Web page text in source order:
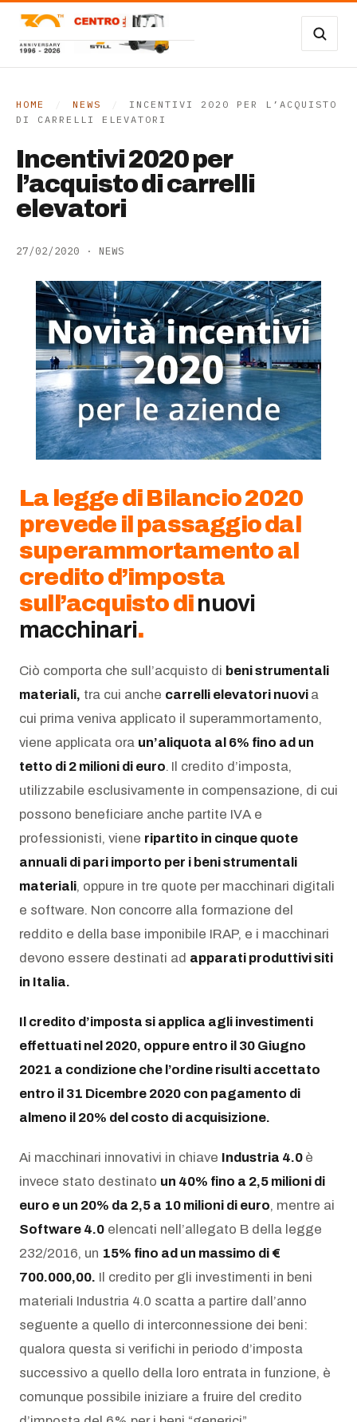
Carrelli Frontali
Transpallet
SERVIZI
Noleggio
Assistenza
Contatti
AZIENDA
Chi siamo
Newsletter
Lavora con noi
HOME NEWS
INCENTIVI 2020 PER L’ACQUISTO
DI CARRELLI ELEVATORI
Incentivi 2020 per
l’acquisto di carrelli
elevatori
27/02/2020 · NEWS
La legge di Bilancio 2020
prevede il passaggio dal
superammortamento al
credito d’imposta
sull’acquisto dinuovi
macchinari.
Ciò comporta che sull’acquisto di beni strumentali
materiali, tra cui anche carrelli elevatori nuovi a
cui prima veniva applicato il superammortamento,
viene applicata ora un’aliquota al 6% fino ad un
tetto di 2 milioni di euro. Il credito d’imposta,
utilizzabile esclusivamente in compensazione, di cui
possono beneficiare anche partite IVA e
professionisti, viene ripartito in cinque quote
annuali di pari importo per i beni strumentali
materiali, oppure in tre quote per macchinari digitali
e software. Non concorre alla formazione del
reddito e della base imponibile IRAP, e i macchinari
devono essere destinati ad apparati produttivi siti
in Italia.
Il credito d’imposta si applica agli investimenti
effettuati nel 2020, oppure entro il 30 Giugno
2021 a condizione che l’ordine risulti accettato
entro il 31 Dicembre 2020 con pagamento di
almeno il 20% del costo di acquisizione.
Ai macchinari innovativi in chiave Industria 4.0 è
invece stato destinato un 40% fino a 2,5 milioni di
euro e un 20% da 2,5 a 10 milioni di euro, mentre ai
Software 4.0 elencati nell’allegato B della legge
232/2016, un 15% fino ad un massimo di €
700.000,00. Il credito per gli investimenti in beni
materiali Industria 4.0 scatta a partire dall’anno
seguente a quello di interconnessione dei beni:
qualora questa si verifichi in periodo d’imposta
successivo a quello della loro entrata in funzione, è
comunque possibile iniziare a fruire del credito